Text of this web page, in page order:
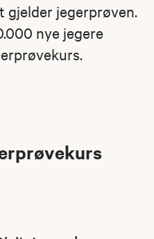
gjelder jegerprøven.
nye jegere